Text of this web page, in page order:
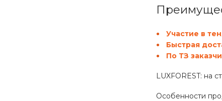
Участие в
Быстрая
По ТЗ
LUXFOREST: на
Особенности